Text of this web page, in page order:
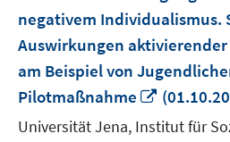
negativem Individualismus.
Auswirkungen
am Beispiel von
Pilotmaßnahme
In
neuem
Fenster
Universität Jena, Institut für